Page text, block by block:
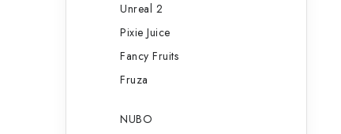
Unreal 2
Pixie Juice
Fancy Fruits
Fruza
NUBO